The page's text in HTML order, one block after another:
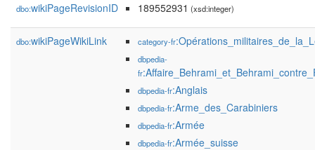
dbo:wikiPageRevisionID 189552931 (xsd:integer)
dbo:wikiPageWikiLink category-fr
dbpedia-
fr
dbpedia-fr:Anglais
dbpedia-fr:Arme_des_Carabiniers
dbpedia-fr:Armée
dbpedia-fr:Armée_suisse